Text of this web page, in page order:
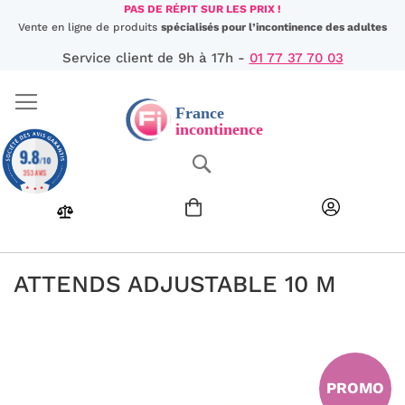
Aller
au
PAS DE RÉPIT SUR LES PRIX !
Vente en ligne de produits spécialisés pour l’incontinence des adultes
Service client de 9h à 17h - 01 77 37 70 03
ATTENDS ADJUSTABLE 10 M
PROMO
9.8/10
353 AVIS